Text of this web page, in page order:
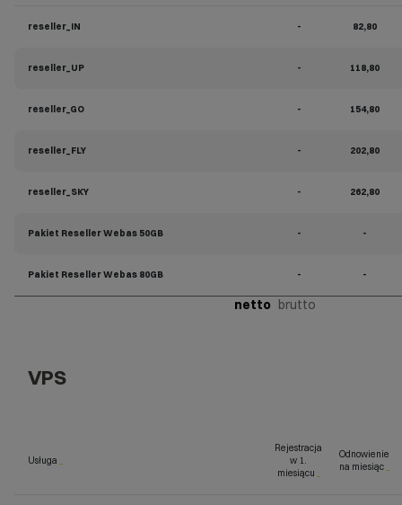
reseller_IN - 82,80
reseller_UP - 118,80
reseller_GO - 154,80
reseller_FLY - 202,80
reseller_SKY - 262,80
Pakiet Reseller Webas 50GB - -
Pakiet Reseller Webas 80GB - -
netto brutto
VPS
Usługa
Rejestracja
w 1.
miesiącu
Odnowienie
na miesiąc